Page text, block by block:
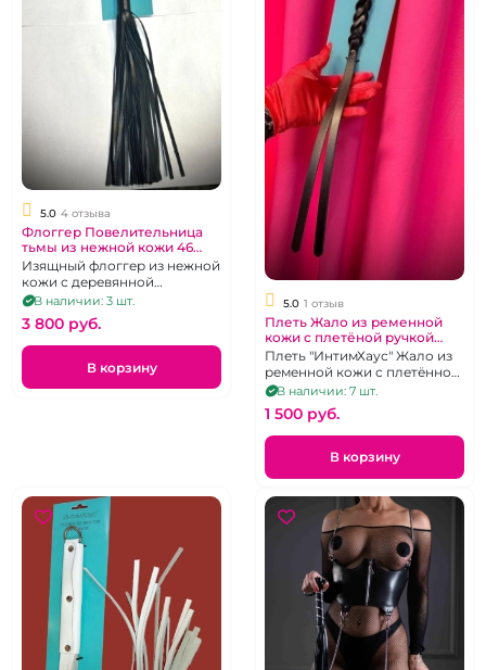
5.0 4 отзыва
Флоггер Повелительница
тьмы из нежной кожи 46
хвостов "ИнтимХаус"
Изящный флоггер из нежной
кожи с деревянной
рукоятью из Ясеня
В наличии: 3 шт.
3 800 pуб.
В корзину
5.0 1 отзыв
Плеть Жало из ременной
кожи с плетёной ручкой
"ИнтимХаус"
Плеть "ИнтимХаус" Жало из
ременной кожи с плетённой
ручкой
В наличии: 7 шт.
1 500 pуб.
В корзину